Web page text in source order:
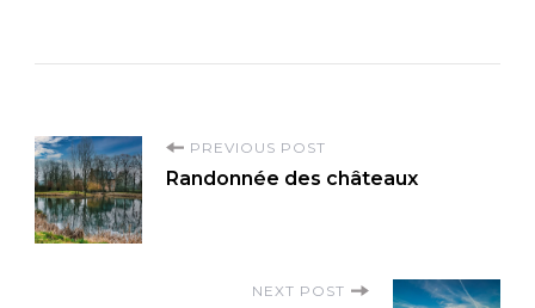
P
o
s
PREVIOUS POST
Randonnée des châteaux
NEXT POST